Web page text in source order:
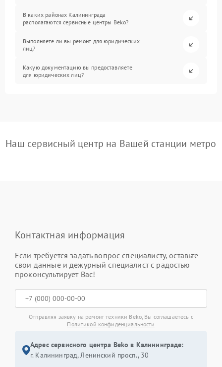
В каких районах Калининграда
располагаются сервисные центры Beko?
Выполняете ли вы ремонт для юридических
лиц?
Какую документацию вы предоставляете
для юридических лиц?
Наш сервисный центр на Вашей станции метро
Контактная информация
Если требуется задать вопрос специалисту, оставьте
свои данные и дежурный специалист с радостью
проконсультирует Вас!
Отправляя заявку на ремонт техники Beko, Вы соглашаетесь с
Политикой конфиденциальности
Адрес сервисного центра Beko в Калининграде:
г. Калининград, Ленинский просп., 30